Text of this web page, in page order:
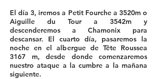
El día 3, iremos a Petit Fourche a 3520m o
Aiguille du Tour a 3542m y
descenderemos a Chamonix para
descansar. El cuarto día, pasaremos la
noche en el albergue de Tête Roussea
3167 m, desde donde comenzaremos
nuestro ataque a la cumbre a la mañana
siguiente.